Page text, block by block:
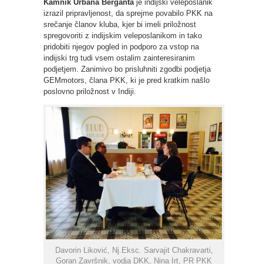
Kamnik Urbana Berganta je indijski veleposlanik
izrazil pripravljenost, da sprejme povabilo PKK na
srečanje članov kluba, kjer bi imeli priložnost
spregovoriti z indijskim veleposlanikom in tako
pridobiti njegov pogled in podporo za vstop na
indijski trg tudi vsem ostalim zainteresiranim
podjetjem. Zanimivo bo prisluhniti zgodbi podjetja
GEMmotors, člana PKK, ki je pred kratkim našlo
poslovno priložnost v Indiji.
Davorin Liković, Nj.Eksc. Sarvajit Chakravarti,
Goran Završnik, vodja DKK, Nina Irt, PR PKK